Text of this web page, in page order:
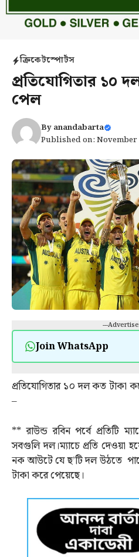
ক্রিকেটস্পোর্টস
প্রতিযোগিতার ১০
পেল
Byanandabarta
Published on: November
---
Join WhatsApp
প্রতিযোগিতার ১০ দল কত টাকা
–
** রাউন্ড রবিন পর্বে প্রতিটি
সবগুলি দল।ম্যাচে প্রতি দেওয়া
নক আউটে যে ছ’টি দল উঠতে
টাকা করে পেয়েছে।